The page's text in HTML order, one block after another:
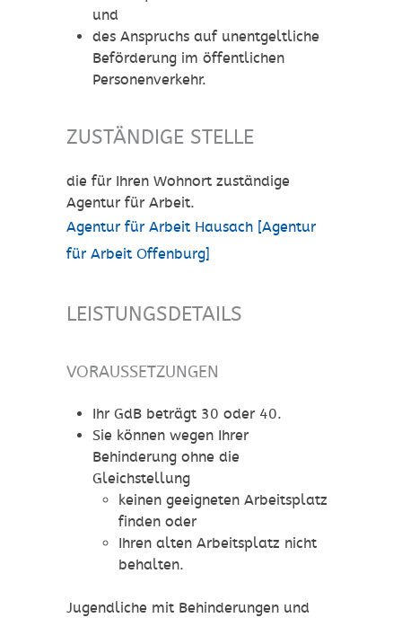
und
des Anspruchs auf unentgeltliche
Beförderung im öffentlichen
Personenverkehr.
ZUSTÄNDIGE STELLE
die für Ihren Wohnort zuständige
Agentur für Arbeit.
Agentur für Arbeit Hausach [Agentur
für Arbeit Offenburg]
LEISTUNGSDETAILS
VORAUSSETZUNGEN
Ihr GdB beträgt 30 oder 40.
Sie können wegen Ihrer
Behinderung ohne die
Gleichstellung
keinen geeigneten Arbeitsplatz
finden oder
Ihren alten Arbeitsplatz nicht
behalten.
Jugendliche mit Behinderungen und